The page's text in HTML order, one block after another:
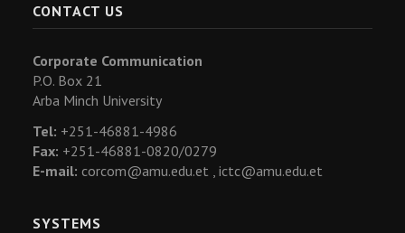
CONTACT US
Corporate Communication
P.O. Box 21
Arba Minch University
Tel: +251-46881-4986
Fax: +251-46881-0820/0279
E-mail: corcom@amu.edu.et , ictc@amu.edu.et
SYSTEMS